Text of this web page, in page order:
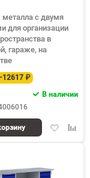
металла с двумя
для организации
в
гараже, на
₽
В наличии
Добавить